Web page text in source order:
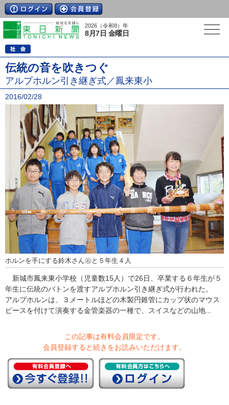
2026（令和8）年
8月7日 金曜日
伝統の音を吹きつぐ
アルプホルン引き継ぎ式／鳳来東小
2016/02/28
ホルンを手にする鈴木さん㊨と５年生４人
新城市鳳来東小学校（児童数15人）で26日、卒業する６年生が５
年生に伝統のバトンを渡すアルプホルン引き継ぎ式が行われた。
アルプホルンは、３メートルほどの木製円錐管にカップ状のマウス
ピースを付けて演奏する金管楽器の一種で、スイスなどの山地...
この記事は有料会員限定です。
会員登録すると続きをお読みいただけます。